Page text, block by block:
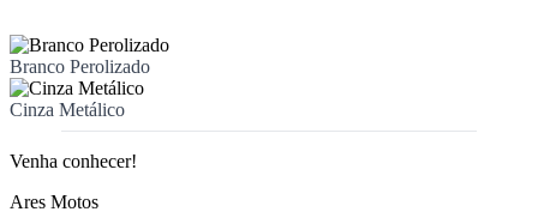
Branco Perolizado
Cinza Metálico
Venha conhecer!
Ares Motos